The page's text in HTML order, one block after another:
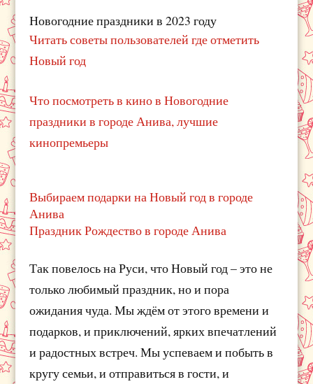
Новогодние праздники в 2023 году
Читать советы пользователей где отметить
Новый год
Что посмотреть в кино в Новогодние
праздники в городе Анива, лучшие
кинопремьеры
Выбираем подарки на Новый год в городе
Анива
Праздник Рождество в городе Анива
Так повелось на Руси, что Новый год – это не
только любимый праздник, но и пора
ожидания чуда. Мы ждём от этого времени и
подарков, и приключений, ярких впечатлений
и радостных встреч. Мы успеваем и побыть в
кругу семьи, и отправиться в гости, и